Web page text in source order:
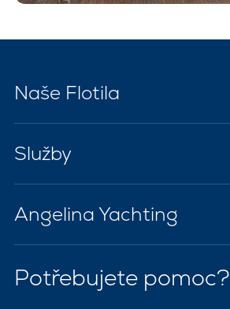
Naše Flotila
Služby
Angelina Yachting
Potřebujete pomoc?